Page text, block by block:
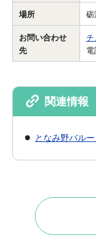
場所 砺
お問い合わせ
先
チ
電
関連情報
となみ野バル